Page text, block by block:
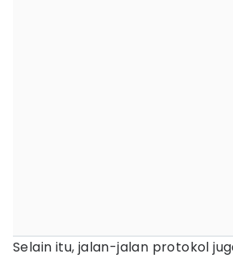
Selain itu, jalan-jalan protokol